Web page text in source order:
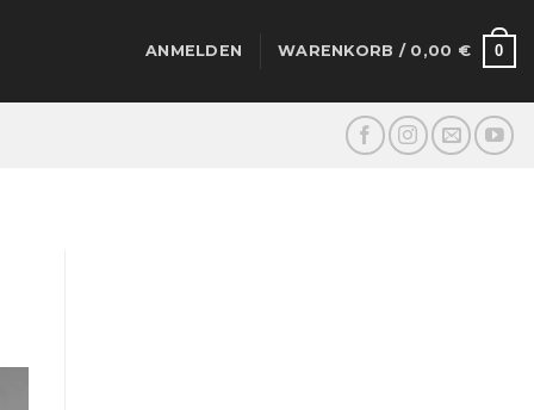
ANMELDEN WARENKORB / 0,00 € 0